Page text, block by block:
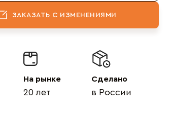
ЗАКАЗАТЬ С ИЗМЕНЕНИЯМИ
На рынке
20 лет
Сделано
в России